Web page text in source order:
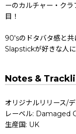
ーのカルチャー・ク
目！
90'sのドタバタ感と
Slapstickが好きな人に
Notes &
オリジナルリリース/
レーベル: Damaged
生産国: UK